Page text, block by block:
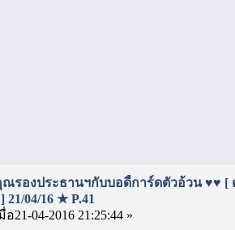
ณรองประธานฯกับบอดี้การ์ดตัวอ้วน ♥♥ [
21/04/16 ★ P.41
อ21-04-2016 21:25:44 »